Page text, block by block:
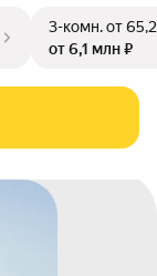
3-комн.от
от 6,1 млн ₽